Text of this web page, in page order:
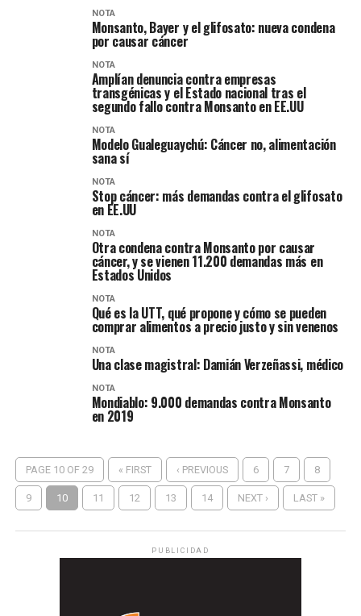
NOTA
Monsanto, Bayer y el glifosato: nueva condena
por causar cáncer
NOTA
Amplían denuncia contra empresas
transgénicas y el Estado nacional tras el
segundo fallo contra Monsanto en EE.UU
NOTA
Modelo Gualeguaychú: Cáncer no, alimentación
sana sí
NOTA
Stop cáncer: más demandas contra el glifosato
en EE.UU
NOTA
Otra condena contra Monsanto por causar
cáncer, y se vienen 11.200 demandas más en
Estados Unidos
NOTA
Qué es la UTT, qué propone y cómo se pueden
comprar alimentos a precio justo y sin venenos
NOTA
Una clase magistral: Damián Verzeñassi, médico
NOTA
Mondiablo: 9.000 demandas contra Monsanto
en 2019
PAGE 10 OF 29 « FIRST ‹ PREVIOUS 6 7 8
9 10 11 12 13 14 NEXT › LAST »
PUBLICIDAD